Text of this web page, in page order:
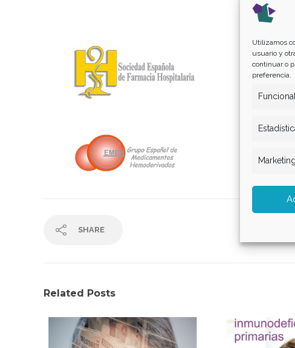
Utilizamos
usuario y
continuar o
preferencia.
Funcional
Marketing
SHARE
Related Posts